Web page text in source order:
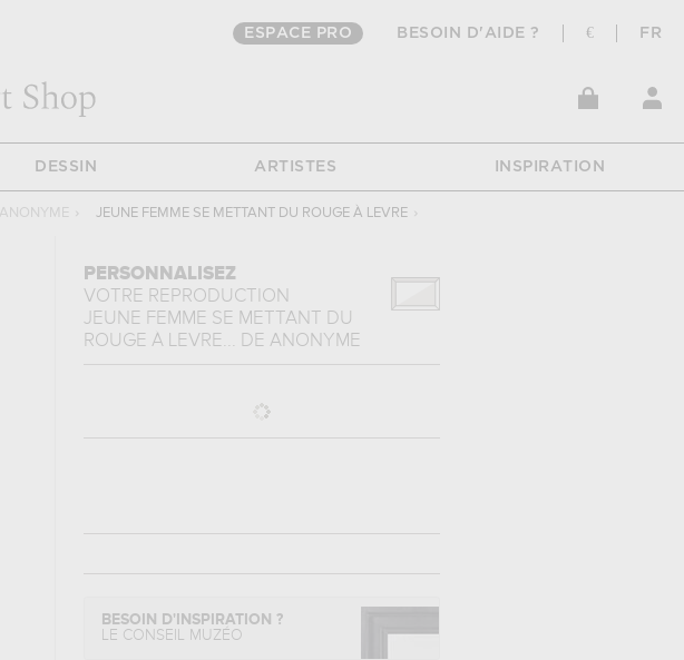
ESPACE PRO BESOIN D'AIDE ? € FR
DESSIN ARTISTES INSPIRATION
ANONYME › JEUNE FEMME SE METTANT DU ROUGE À LEVRE ›
PERSONNALISEZ
VOTRE REPRODUCTION
JEUNE FEMME SE METTANT DU
ROUGE À LEVRE... DE ANONYME
BESOIN D'INSPIRATION ?
LE CONSEIL MUZÉO